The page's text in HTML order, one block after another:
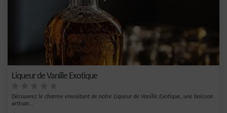
Liqueur de Vanille Exotique
Découvrez le charme envoûtant de notre Liqueur de Vanille Exotique, une boisson
artisan...